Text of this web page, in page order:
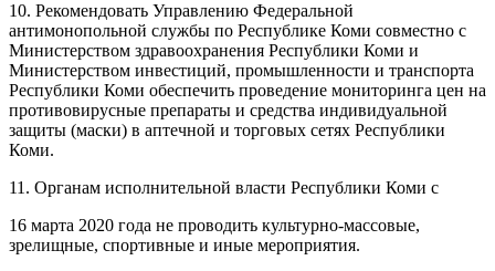
10. Рекомендовать Управлению Федеральной
антимонопольной службы по Республике Коми совместно с
Министерством здравоохранения Республики Коми и
Министерством инвестиций, промышленности и транспорта
Республики Коми обеспечить проведение мониторинга цен на
противовирусные препараты и средства индивидуальной
защиты (маски) в аптечной и торговых сетях Республики
Коми.
11. Органам исполнительной власти Республики Коми с
16 марта 2020 года не проводить культурно-массовые,
зрелищные, спортивные и иные мероприятия.